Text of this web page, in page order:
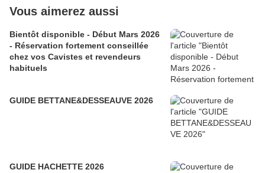
Vous aimerez aussi
Bientôt disponible - Début Mars 2026
- Réservation fortement conseillée
chez vos Cavistes et revendeurs
habituels
GUIDE BETTANE&DESSEAUVE 2026
GUIDE HACHETTE 2026